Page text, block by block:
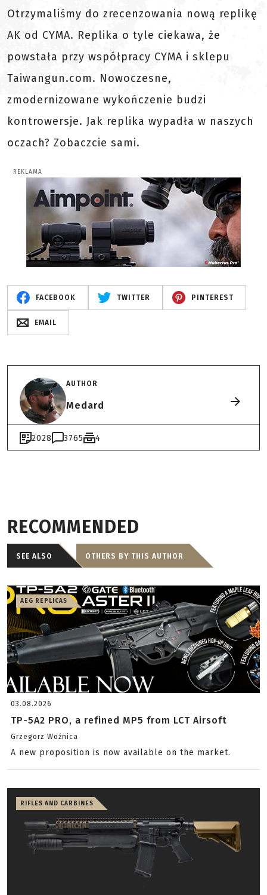
Otrzymaliśmy do zrecenzowania nową replikę
AK od CYMA. Replika o tyle ciekawa, że
powstała przy współpracy CYMA i sklepu
Taiwangun.com. Nowoczesne,
zmodernizowane wykończenie budzi
kontrowersje. Jak replika wypadła w naszych
oczach? Zobaczcie sami.
REKLAMA
FACEBOOK TWITTER PINTEREST
EMAIL
AUTHOR
Medard
2028 3765 4
RECOMMENDED
SEE ALSO OTHERS BY THIS AUTHOR
AEG REPLICAS
03.08.2026
TP-5A2 PRO, a refined MP5 from LCT Airsoft
Grzegorz Woźnica
A new proposition is now available on the market.
RIFLES AND CARBINES